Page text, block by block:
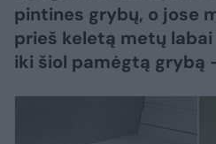
pintines grybų, o jose
prieš keletą metų
iki šiol pamėgtą grybą